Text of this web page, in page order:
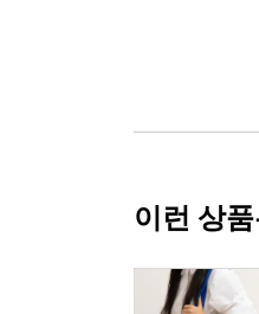
이런 상